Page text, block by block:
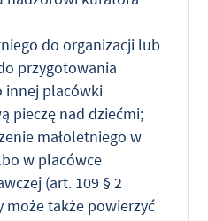
do organizacji lub
przygotowania
innej placówki
pieczę nad dziećmi;
małoletniego w
w placówce
(art. 109 § 2
może także powierzyć